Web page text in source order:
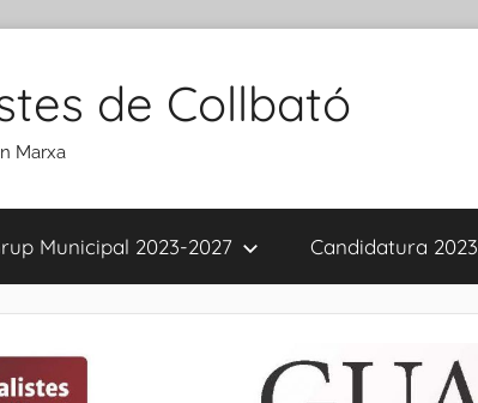
de Collbató
Marxa
Municipal 2023-2027 Candidatura 2023